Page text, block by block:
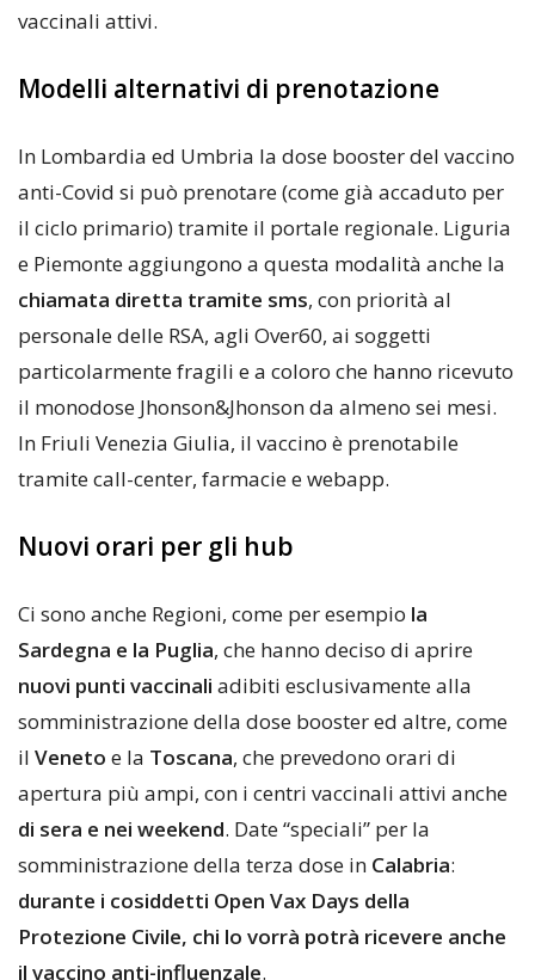
vaccinali attivi.
Modelli alternativi di prenotazione
In Lombardia ed Umbria la dose booster del vaccino
anti-Covid si può prenotare (come già accaduto per
il ciclo primario) tramite il portale regionale. Liguria
e Piemonte aggiungono a questa modalità anche la
chiamata diretta tramite sms, con priorità al
personale delle RSA, agli Over60, ai soggetti
particolarmente fragili e a coloro che hanno ricevuto
il monodose Jhonson&Jhonson da almeno sei mesi.
In Friuli Venezia Giulia, il vaccino è prenotabile
tramite call-center, farmacie e webapp.
Nuovi orari per gli hub
Ci sono anche Regioni, come per esempio la
Sardegna e la Puglia, che hanno deciso di aprire
nuovi punti vaccinali adibiti esclusivamente alla
somministrazione della dose booster ed altre, come
il Veneto e la Toscana, che prevedono orari di
apertura più ampi, con i centri vaccinali attivi anche
di sera e nei weekend. Date “speciali” per la
somministrazione della terza dose in Calabria:
durante i cosiddetti Open Vax Days della
Protezione Civile, chi lo vorrà potrà ricevere anche
il vaccino anti-influenzale.